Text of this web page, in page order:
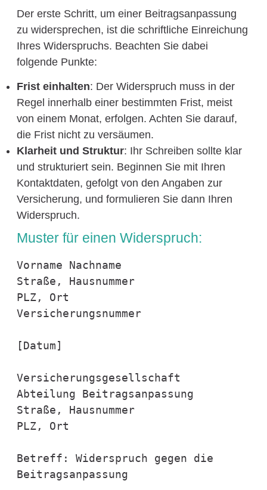
Der erste Schritt, um einer Beitragsanpassung
zu widersprechen, ist die schriftliche Einreichung
Ihres Widerspruchs. Beachten Sie dabei
folgende Punkte:
Frist einhalten: Der Widerspruch muss in der
Regel innerhalb einer bestimmten Frist, meist
von einem Monat, erfolgen. Achten Sie darauf,
die Frist nicht zu versäumen.
Klarheit und Struktur: Ihr Schreiben sollte klar
und strukturiert sein. Beginnen Sie mit Ihren
Kontaktdaten, gefolgt von den Angaben zur
Versicherung, und formulieren Sie dann Ihren
Widerspruch.
Muster für einen Widerspruch:
Vorname Nachname
Straße, Hausnummer
PLZ, Ort
Versicherungsnummer
[Datum]
Versicherungsgesellschaft
Abteilung Beitragsanpassung
Straße, Hausnummer
PLZ, Ort
Betreff: Widerspruch gegen die
Beitragsanpassung